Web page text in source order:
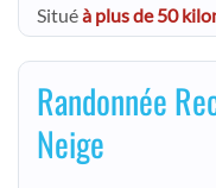
Situéà plus de 50
Randonnée
Neige